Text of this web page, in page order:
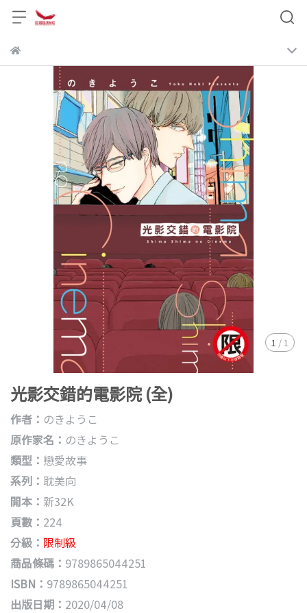
1 / 1
光影交錯的電影院 (全)
作者： のきようこ
原作家名： のきようこ
類型： 戀愛故事
系列： 耽美向
開本： 新32K
頁數： 224
分級： 限制級
商品條碼： 9789865044251
ISBN： 9789865044251
出版日期： 2020/04/08